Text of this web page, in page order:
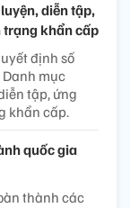
diễn tập,
trạng khẩn cấp
định số
mục
tập, ứng
khẩn cấp.
quốc gia
thành các